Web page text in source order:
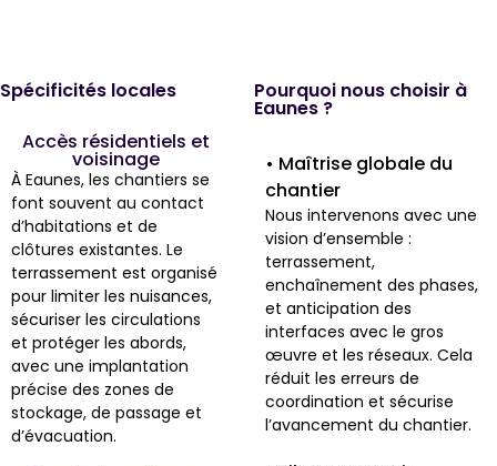
Spécificités locales
Accès résidentiels et
voisinage
À Eaunes, les chantiers se
font souvent au contact
d’habitations et de
clôtures existantes. Le
terrassement est organisé
pour limiter les nuisances,
sécuriser les circulations
et protéger les abords,
avec une implantation
précise des zones de
stockage, de passage et
d’évacuation.
Pourquoi nous choisir à
Eaunes ?
• Maîtrise globale du
chantier
Nous intervenons avec une
vision d’ensemble :
terrassement,
enchaînement des phases,
et anticipation des
interfaces avec le gros
œuvre et les réseaux. Cela
réduit les erreurs de
coordination et sécurise
l’avancement du chantier.